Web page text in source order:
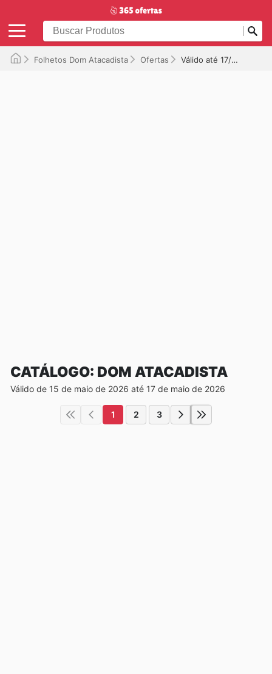
Folhetos Dom Atacadista Ofertas Válido até 17/05/2026
CATÁLOGO: DOM ATACADISTA
Válido de 15 de maio de 2026 até 17 de maio de 2026
1 2 3